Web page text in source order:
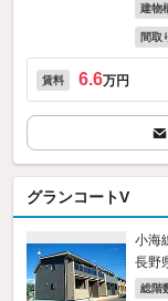
建物
間取
賃料 6.6万円
グランコートV
小海
長野
総階